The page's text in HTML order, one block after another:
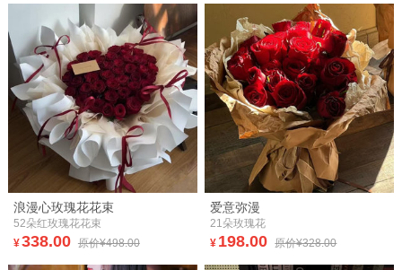
浪漫心玫瑰花花束
52朵红玫瑰花花束
¥338.00 原价¥498.00
爱意弥漫
21朵玫瑰花
¥ 198.00 原价¥328.00